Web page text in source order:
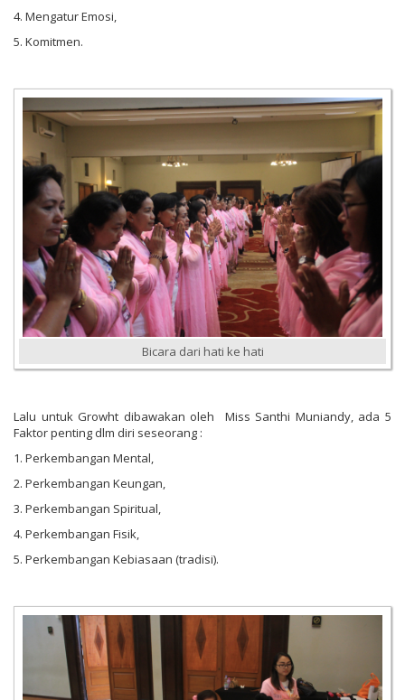
4. Mengatur Emosi,
5. Komitmen.
Bicara dari hati ke hati
Lalu untuk Growht dibawakan oleh Miss Santhi Muniandy, ada 5
Faktor penting dlm diri seseorang :
1. Perkembangan Mental,
2. Perkembangan Keungan,
3. Perkembangan Spiritual,
4. Perkembangan Fisik,
5. Perkembangan Kebiasaan (tradisi).